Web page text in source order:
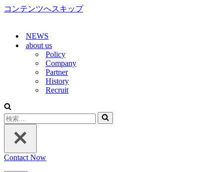
コンテンツへスキップ
NEWS
about us
Policy
Company
Partner
History
Recruit
検
索...
Contact Now